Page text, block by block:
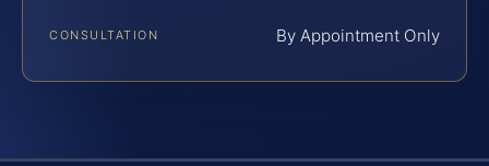
CONSULTATION By Appointment Only